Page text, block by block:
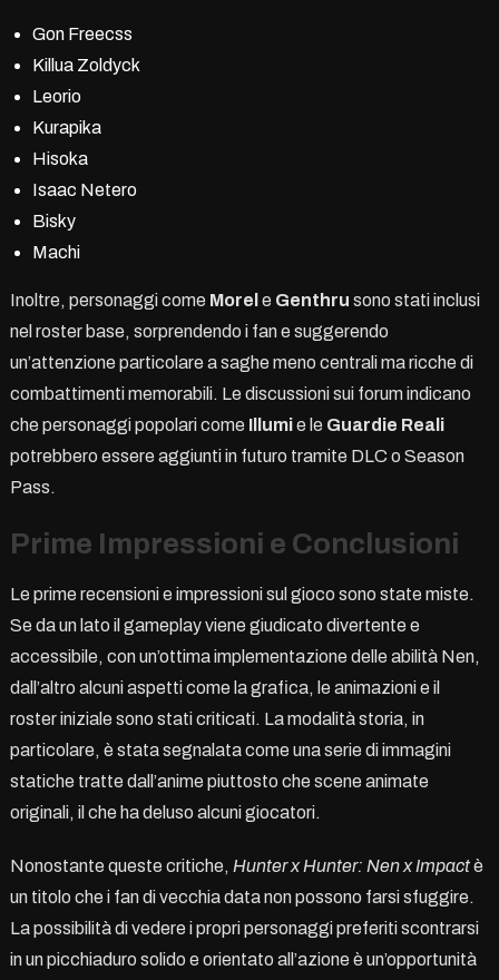
Gon Freecss
Killua Zoldyck
Leorio
Kurapika
Hisoka
Isaac Netero
Bisky
Machi
Inoltre, personaggi come Morel e Genthru sono stati inclusi
nel roster base, sorprendendo i fan e suggerendo
un’attenzione particolare a saghe meno centrali ma ricche di
combattimenti memorabili. Le discussioni sui forum indicano
che personaggi popolari come Illumie le Guardie Reali
potrebbero essere aggiunti in futuro tramite DLC o Season
Pass.
Prime Impressioni e Conclusioni
Le prime recensioni e impressioni sul gioco sono state miste.
Se da un lato il gameplay viene giudicato divertente e
accessibile, con un’ottima implementazione delle abilità Nen,
dall’altro alcuni aspetti come la grafica, le animazioni e il
roster iniziale sono stati criticati. La modalità storia, in
particolare, è stata segnalata come una serie di immagini
statiche tratte dall’anime piuttosto che scene animate
originali, il che ha deluso alcuni giocatori.
Nonostante queste critiche, Hunter x Hunter: Nen x Impactè
un titolo che i fan di vecchia data non possono farsi sfuggire.
La possibilità di vedere i propri personaggi preferiti scontrarsi
in un picchiaduro solido e orientato all’azione è un’opportunità